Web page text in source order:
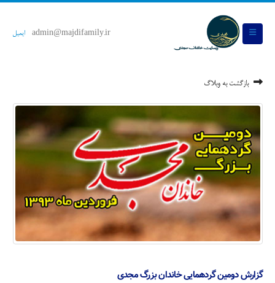
admin@majdifamily.ir ایمیل
بازگشت به وبلاگ
گزارش دومین گردهمایی خاندان بزرگ مجدی